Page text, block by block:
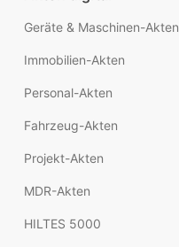
Geräte & Maschinen-Akten
Immobilien-Akten
Personal-Akten
Fahrzeug-Akten
Projekt-Akten
MDR-Akten
HILTES 5000